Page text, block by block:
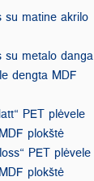
su matine akrilo
su metalo danga
dengta MDF
PET plėvele
plokštė
PET plėvele
plokštė